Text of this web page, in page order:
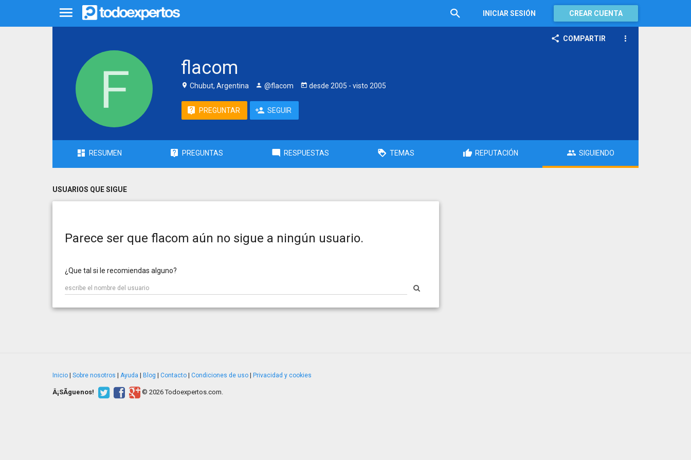
INICIAR SESIÓN CREAR CUENTA
COMPARTIR
flacom
Chubut, Argentina @flacom desde 2005 - visto 2005
PREGUNTAR SEGUIR
RESUMEN PREGUNTAS RESPUESTAS TEMAS REPUTACIÓN SIGUIENDO
USUARIOS QUE SIGUE
Parece ser que flacom aún no sigue a ningún usuario.
¿Que tal si le recomiendas alguno?
Inicio Sobre nosotros Ayuda Blog Contacto Condiciones de uso Privacidad y cookies
Â¡SÃ­guenos! © 2026 Todoexpertos.com.